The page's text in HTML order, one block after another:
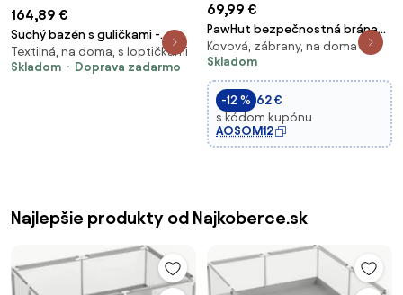
164,89 €
Suchý bazén s guličkami -
200ks - Light Pink
Textilná, na doma, s loptičkami
Skladom
Doprava zadarmo
69,99 €
PawHut bezpečnostná brána
pre psy, nastaviteľná 74,4–111,5
cm, pre dvere a schody,
samozatváracia, ovládanie
jednou rukou, montáž na
stenu, bez prahu,
Kovová, zábrany, na doma
Skladom
-12 % 62 €
s kódom kupónu
AOSOM12
Najlepšie produkty od Najkoberce.sk